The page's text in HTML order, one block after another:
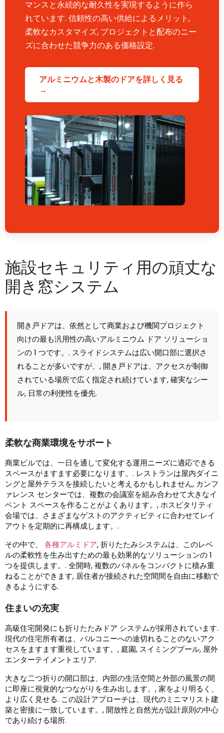
マンスと永続的な耐久性を実現するように作ら
れています. 信頼性の高い供給によるメリット,
柔軟なカスタマイズ, プロジェクトと配布のニー
ズに合わせた競争力のある価格設定.
アルミニウムと木製のドアを詳しく見る
→
施設セキュリティ用の頑丈な
開き窓システム
開き戸ドアは、依然として商業および機関プロジェクト
向けの最も汎用性の高いアルミニウム ドア ソリューショ
ンの 1 つです。. スライドシステムは広い開口部に選択さ
れることが多いですが、, 開き戸ドアは、アクセスが制御
されている場所で広く指定され続けています, 確実なシー
ル, 日常の利便性を優先.
柔軟な商業環境をサポート
商業ビルでは、一日を通して変化する運用ニーズに適応できる
スペースがますます必要になります。. レストランは屋内ダイニ
ングと屋外テラスを接続したいと考えるかもしれません, カンフ
ァレンス センターでは、複数の会議室を組み合わせて大きなイ
ベント スペースを作ることがよくあります。, ホスピタリティ
会場では、さまざまなゲストのアクティビティに合わせてレイ
アウトを定期的に再構成します。.
その中で、 各種アルミドア, 折りたたみシステムは、このレベ
ルの柔軟性を生み出すための最も効果的なソリューションの 1
つを提供します。. 全開時, 複数のパネルをコンパクトに積み重
ねることができます, 居住者が接続された空間間を自由に移動で
きるようにする.
住まいの充実
高級住宅開発にも折りたたみドア システムが採用されています.
現代の住宅所有者は、バルコニーへの途切れることのないアク
セスをますます重視しています。, 庭園, スイミングプール, 屋外
エンターテイメントエリア.
大きな二つ折りの開口部は、内部の生活空間と外部の風景の間
に即座に視覚的なつながりを生み出します。, 家をより明るく、
より広く見せる. この設計アプローチは、現代のミニマリスト建
築と密接に一致しています。, 開放性と自然光が設計原則の中心
であり続ける場所.